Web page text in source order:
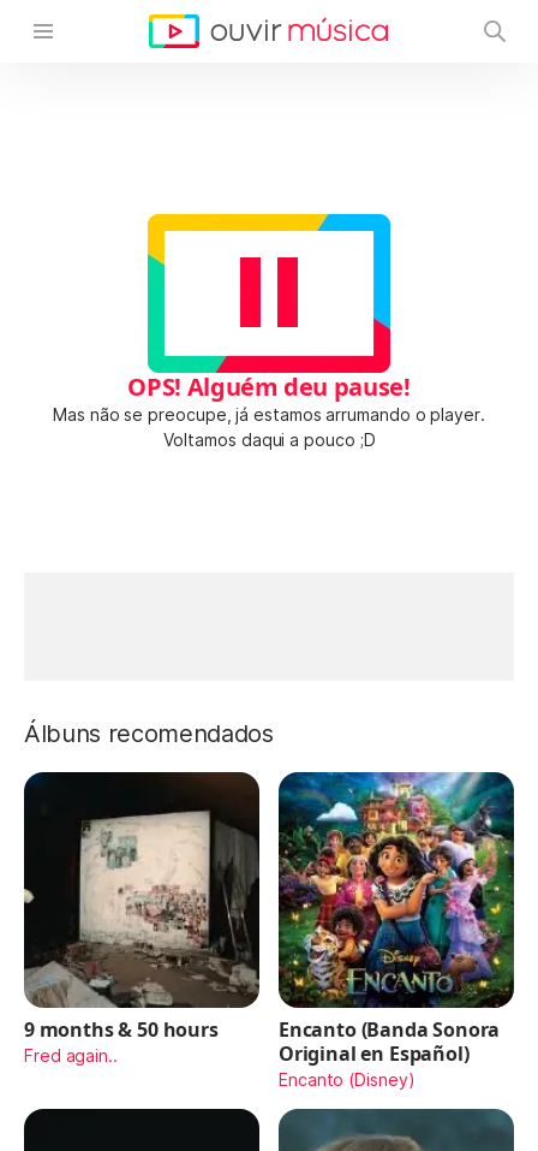
OPS! Alguém deu pause!
Mas não se preocupe, já estamos arrumando o player.
Voltamos daqui a pouco ;D
Álbuns recomendados
9 months & 50 hours
Fred again..
Encanto (Banda Sonora
Original en Español)
Encanto (Disney)